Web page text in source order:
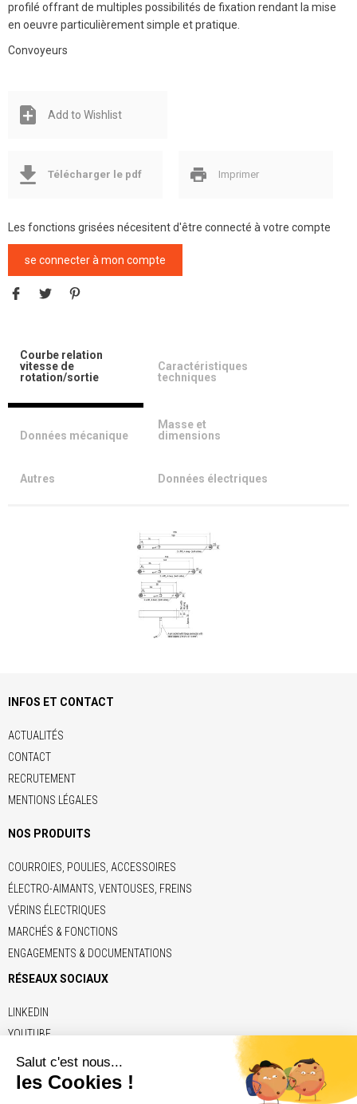
profilé offrant de multiples possibilités de fixation rendant la mise
en oeuvre particulièrement simple et pratique.
Convoyeurs
Add to Wishlist
Télécharger le pdf Imprimer
Les fonctions grisées nécesitent d'être connecté à votre compte
se connecter à mon compte
Courbe relation
vitesse de
rotation/sortie
Caractéristiques
techniques
Données mécanique
Masse et
dimensions
Autres Données électriques
INFOS ET CONTACT
ACTUALITÉS
CONTACT
RECRUTEMENT
MENTIONS LÉGALES
NOS PRODUITS
COURROIES, POULIES, ACCESSOIRES
ÉLECTRO-AIMANTS, VENTOUSES, FREINS
VÉRINS ÉLECTRIQUES
MARCHÉS & FONCTIONS
ENGAGEMENTS & DOCUMENTATIONS
RÉSEAUX SOCIAUX
LINKEDIN
YOUTUBE
LIENS
ADE